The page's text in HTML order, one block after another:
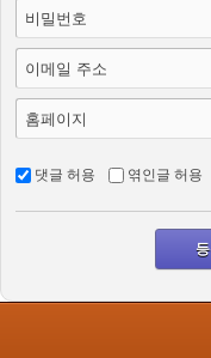
비밀번호
이메일 주소
홈페이지
댓글 허용 엮인글 허용